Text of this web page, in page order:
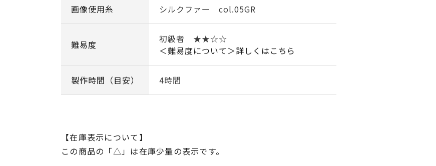
画像使用糸 シルクファー col.05GR
難易度
初級者 ★★☆☆
＜難易度について＞詳しくはこちら
製作時間（目安） 4時間
【在庫表示について】
この商品の「△」は在庫少量の表示です。